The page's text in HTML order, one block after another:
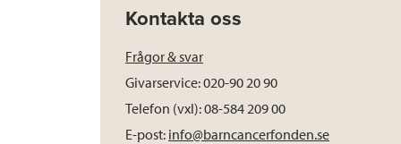
Kontakta oss
Frågor & svar
Givarservice: 020-90 20 90
Telefon (vxl): 08-584 209 00
E-post: info@barncancerfonden.se